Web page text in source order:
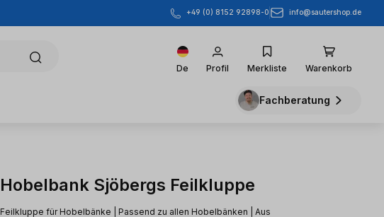
+49 (0) 8152 92898-0 info@sautershop.de
De Profil Merkliste Warenkorb
Fachberatung
Hobelbank Sjöbergs Feilkluppe
Feilkluppe für Hobelbänke | Passend zu allen Hobelbänken | Aus